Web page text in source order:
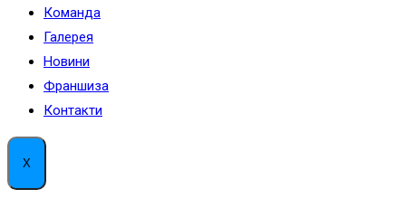
Команда
Галерея
Новини
Франшиза
Контакти
X